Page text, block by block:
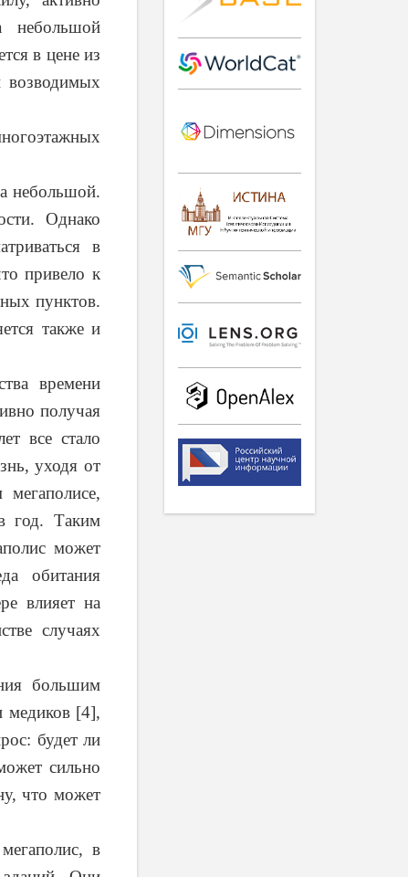
небольшой
в цене из
возводимых
небольшой.
Однако
в
привело к
пунктов.
также и
времени
получая
все стало
уходя от
год. Таким
может
обитания
влияет на
случаях
большим
медиков [4],
будет ли
сильно
что может
в